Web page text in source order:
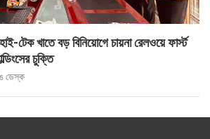
টেক খাতে বড় বিনিয়োগে চায়না রেলওয়ে ফার্স্ট
চুক্তি
ডেস্ক